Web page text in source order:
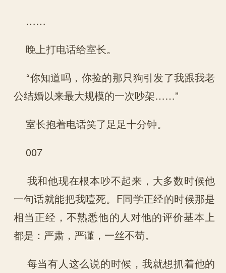
……
晚上打电话给室长。
“你知道吗，你捡的那只狗引发了我跟我老
公结婚以来最大规模的一次吵架……”
室长抱着电话笑了足足十分钟。
007
我和他现在根本吵不起来，大多数时候他
一句话就能把我噎死。F同学正经的时候那是
相当正经，不熟悉他的人对他的评价基本上
都是：严肃，严谨，一丝不苟。
每当有人这么说的时候，我就想抓着他的